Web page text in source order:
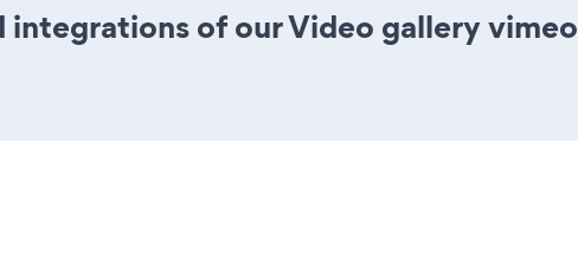
of our Video gallery vimeo